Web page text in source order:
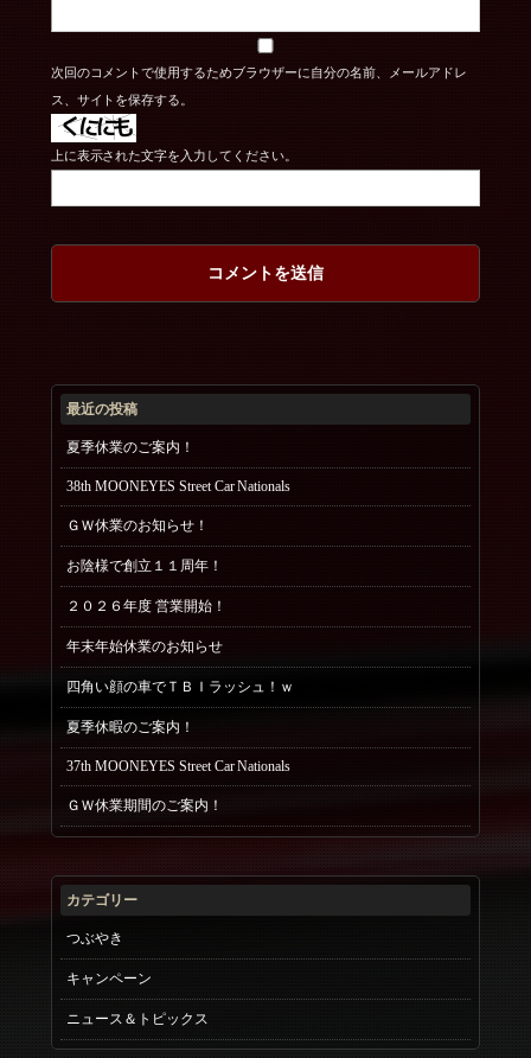
次回のコメントで使用するためブラウザーに自分の名前、メールアドレ
ス、サイトを保存する。
上に表示された文字を入力してください。
最近の投稿
夏季休業のご案内！
38th MOONEYES Street Car Nationals
ＧＷ休業のお知らせ！
お陰様で創立１１周年！
２０２６年度 営業開始！
年末年始休業のお知らせ
四角い顔の車でＴＢＩラッシュ！ｗ
夏季休暇のご案内！
37th MOONEYES Street Car Nationals
ＧＷ休業期間のご案内！
カテゴリー
つぶやき
キャンペーン
ニュース＆トピックス